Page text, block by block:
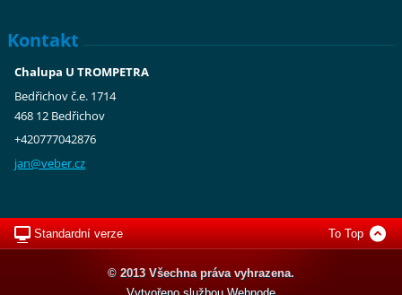
Kontakt
Chalupa U TROMPETRA
Bedřichov č.e. 1714
468 12 Bedřichov
+420777042876
jan@veber.cz
Standardní verze To Top
© 2013 Všechna práva vyhrazena.